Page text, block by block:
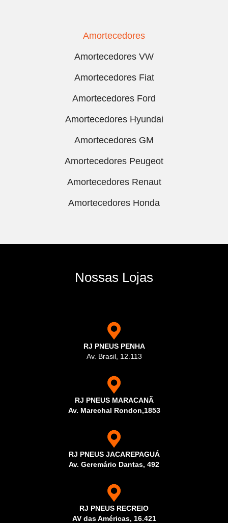
Amortecedores
Amortecedores VW
Amortecedores Fiat
Amortecedores Ford
Amortecedores Hyundai
Amortecedores GM
Amortecedores Peugeot
Amortecedores Renaut
Amortecedores Honda
Nossas Lojas
RJ PNEUS PENHA
Av. Brasil, 12.113
RJ PNEUS MARACANÃ
Av. Marechal Rondon,1853
RJ PNEUS JACAREPAGUÁ
Av. Geremário Dantas, 492
RJ PNEUS RECREIO
AV das Américas, 16.421